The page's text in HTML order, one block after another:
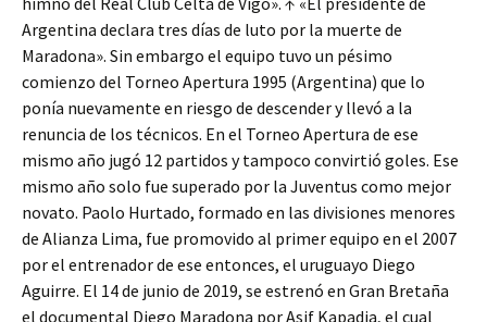
Argentina declara tres días de luto por la muerte de
Maradona». Sin embargo el equipo tuvo un pésimo
comienzo del Torneo Apertura 1995 (Argentina) que lo
ponía nuevamente en riesgo de descender y llevó a la
renuncia de los técnicos. En el Torneo Apertura de ese
mismo año jugó 12 partidos y tampoco convirtió goles. Ese
mismo año solo fue superado por la Juventus como mejor
novato. Paolo Hurtado, formado en las divisiones menores
de Alianza Lima, fue promovido al primer equipo en el 2007
por el entrenador de ese entonces, el uruguayo Diego
Aguirre. El 14 de junio de 2019, se estrenó en Gran Bretaña
el documental Diego Maradona por Asif Kapadia, el cual